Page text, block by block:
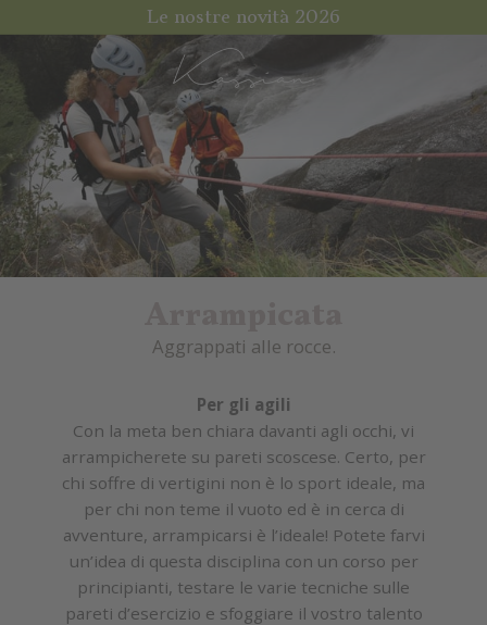
Le nostre novità 2026
Aggrappati alle rocce.
Per gli agili
Con la meta ben chiara davanti agli occhi, vi
arrampicherete su pareti scoscese. Certo, per
chi soffre di vertigini non è lo sport ideale, ma
per chi non teme il vuoto ed è in cerca di
avventure, arrampicarsi è l’ideale! Potete farvi
un’idea di questa disciplina con un corso per
principianti, testare le varie tecniche sulle
pareti d’esercizio e sfoggiare il vostro talento